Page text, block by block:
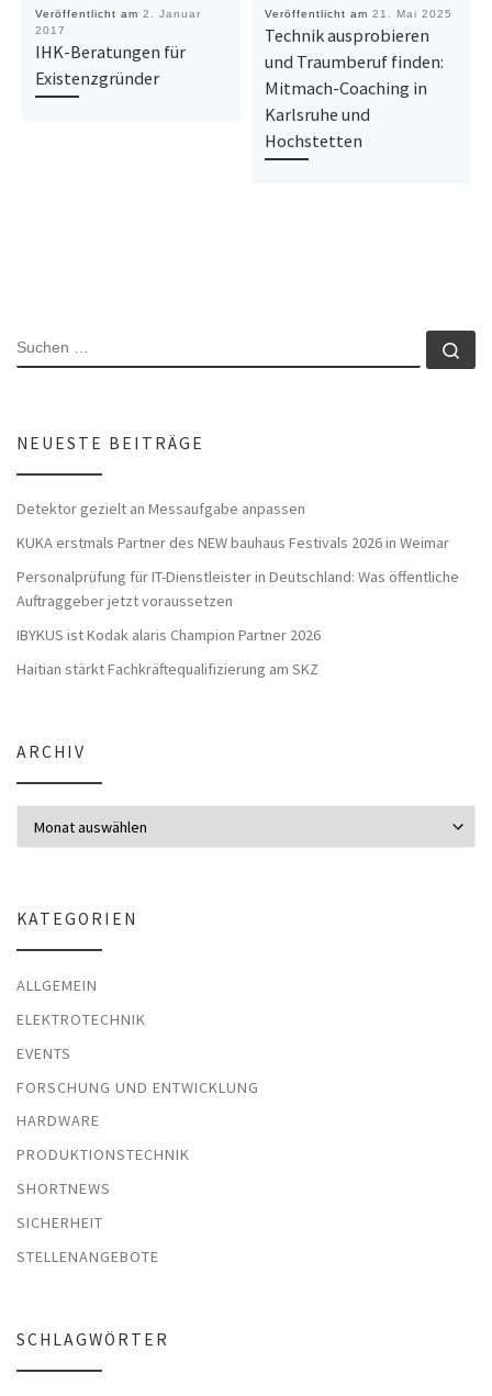
Veröffentlicht am 2. Januar
2017
IHK-Beratungen für
Existenzgründer
Veröffentlicht am 21. Mai 2025
Technik ausprobieren
und Traumberuf finden:
Mitmach-Coaching in
Karlsruhe und
Hochstetten
SUCHE
NEUESTE BEITRÄGE
Detektor gezielt an Messaufgabe anpassen
KUKA erstmals Partner des NEW bauhaus Festivals 2026 in Weimar
Personalprüfung für IT-Dienstleister in Deutschland: Was öffentliche
Auftraggeber jetzt voraussetzen
IBYKUS ist Kodak alaris Champion Partner 2026
Haitian stärkt Fachkräftequalifizierung am SKZ
ARCHIV
KATEGORIEN
ALLGEMEIN
ELEKTROTECHNIK
EVENTS
FORSCHUNG UND ENTWICKLUNG
HARDWARE
PRODUKTIONSTECHNIK
SHORTNEWS
SICHERHEIT
STELLENANGEBOTE
SCHLAGWÖRTER